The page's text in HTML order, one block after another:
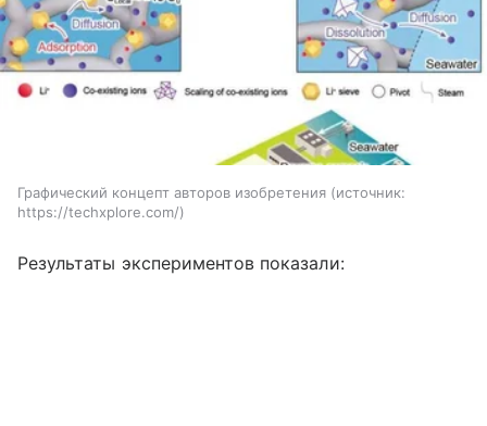
Графический концепт авторов изобретения
источник:
https://techxplore.com/
Результаты экспериментов показали: